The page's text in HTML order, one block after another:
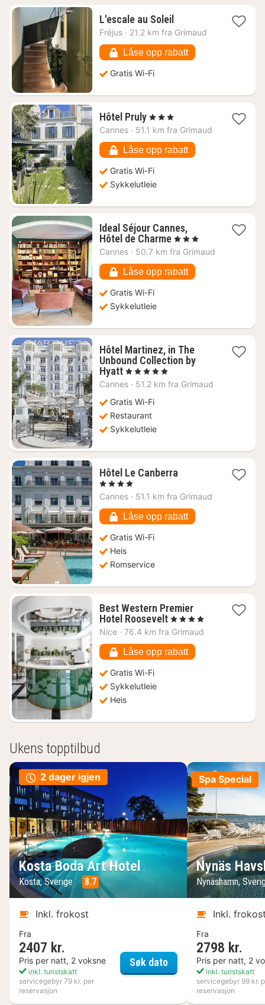
L'escale au Soleil1
natt
2078
kr.
Fréjus · 21.2 km fra Grimaud
Låse opp rabatt
Gratis Wi-Fi
Hôtel Pruly1
natt
2593
kr.
, 3 Stjerner
Cannes · 51.1 km fra Grimaud
Låse opp rabatt
Gratis Wi-Fi
Sykkelutleie
Ideal Séjour Cannes,
Hôtel de Charme1
natt
1386
kr.
, 3 Stjerner
Cannes · 50.7 km fra Grimaud
Låse opp rabatt
Gratis Wi-Fi
Sykkelutleie
Hôtel Martinez, in The
Unbound Collection by
Hyatt1
natt
10410
kr.
, 5 Stjerner
Cannes · 51.2 km fra Grimaud
Gratis Wi-Fi
Restaurant
Sykkelutleie
Hôtel Le Canberra1
fra
kr.
, 4 Stjerner
Cannes · 51.1 km fra Grimaud
Låse opp rabatt
Gratis Wi-Fi
Heis
Romservice
Best Western Premier
Hotel Roosevelt1
natt
2457
kr.
, 4 Stjerner
Nice · 76.4 km fra Grimaud
Låse opp rabatt
Gratis Wi-Fi
Sykkelutleie
Heis
Ukens topptilbud
2 dager igjen
Kosta Boda Art Hotel
Kosta, Sverige 8.7
Inkl. frokost
Fra
2407 kr.
Pris per natt, 2 voksne
inkl. turistskatt
servicegebyr 79 kr. per
reservasjon
Søk datoKosta Boda Art Hotel
Spa Special
Nynäs
Nynäshamn,
Inkl.
Fra
2798 kr.
Pris per natt, 2
inkl. turistskatt
servicegebyr 99 kr.
reservasjon